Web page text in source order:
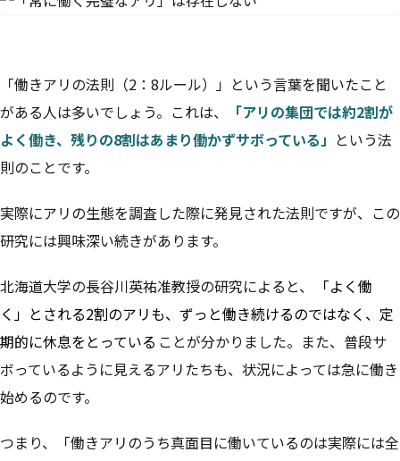
「働きアリの法則（2：8ルール）」という言葉を聞いたこと
がある人は多いでしょう。これは、
「アリの集団では約2割が
よく働き、残りの8割はあまり働かずサボっている」 という法
則のことです。
実際にアリの生態を調査した際に発見された法則ですが、この
研究には興味深い続きがあります。
北海道大学の長谷川英祐准教授の研究によると、
「よく働
く」とされる2割のアリも、ずっと働き続けるのではなく、定
期的に休息をとっている ことが分かりました。また、普段サ
ボっているように見えるアリたちも、状況によっては急に働き
始めるのです。
つまり、「働きアリのうち真面目に働いているのは実際には全